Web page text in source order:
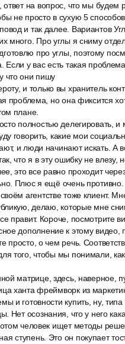
на вопрос, что мы будем
не просто в сухую 5
и так далее. Вариантов
много. Про углы я сниму
про углы, поэтому
Если у вас есть такая
что они пишу
и только вы хранитель
проблема, но она фиксится
плане.
полностью делегировать,
говорить, какие мои
и люди начинают искать. А
что я в эту ошибку не влезу,
это все равно проходит
Плюс я ещё очень противно.
агентстве тоже клиент.
делаю, которые мне
правит. Короче, посмотрите
дополнение к этому видео,
просто, о чем речь.
того, чтобы мы понимали,
матрице, здесь, наверное,
ханта фреймворк из
и готовности купить, ну, типа
Нет осознания, что у него
человек ищет методы
ступень. Это он покупает